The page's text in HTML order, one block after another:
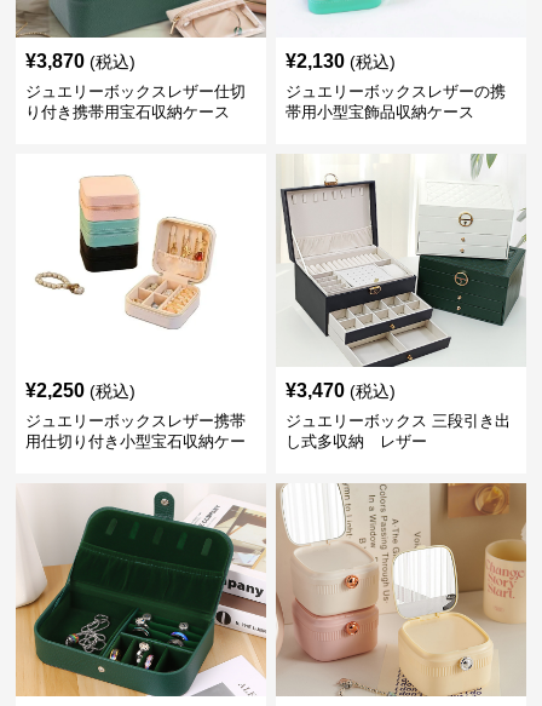
¥3,870 (税込)
ジュエリーボックスレザー仕切
り付き携帯用宝石収納ケース
¥2,130 (税込)
ジュエリーボックスレザーの携
帯用小型宝飾品収納ケース
¥2,250 (税込)
ジュエリーボックスレザー携帯
用仕切り付き小型宝石収納ケー
¥3,470 (税込)
ジュエリーボックス 三段引き出
し式多収納 レザー